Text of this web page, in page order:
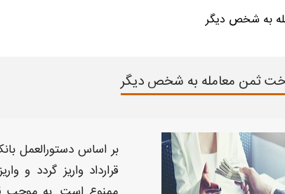
به شخص دیگر
ثمن معامله به شخص دیگر
بر اساس دستورالعمل
قراردادواریز گردد و